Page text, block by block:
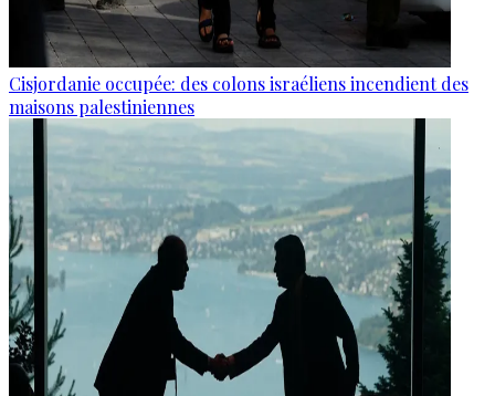
Cisjordanie occupée: des colons israéliens incendient des
maisons palestiniennes